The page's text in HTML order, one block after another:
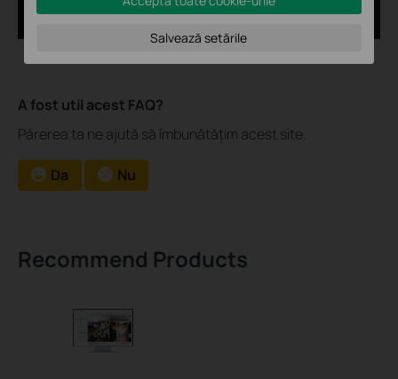
A fost util acest FAQ?
Părerea ta ne ajută să îmbunătățim acest site.
Da Nu
Recommend Products
Salvează setările